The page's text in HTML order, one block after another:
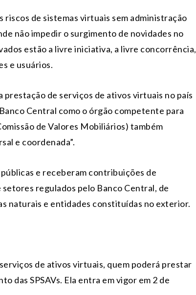
de sistemas virtuais sem administração
não impedir o surgimento de novidades no
estão a livre iniciativa, a livre concorrência,
e usuários.
de serviços de ativos virtuais no país
Central como o órgão competente para
de Valores Mobiliários) também
e coordenada”.
e receberam contribuições de
regulados pelo Banco Central, de
naturais e entidades constituídas no exterior.
de ativos virtuais, quem poderá prestar
das SPSAVs. Ela entra em vigor em 2 de